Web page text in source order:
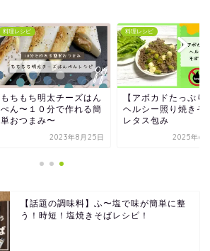
料理レシピ
もちもち明太チーズはん
ぺん〜１０分で作れる簡
単おつまみ〜
2023年8月25日
料理レシピ
【アボカドたっぷり
ヘルシー照り焼きそ
レタス包み
2025年6
【話題の調味料】ふ〜塩で味が簡単に整
う！時短！塩焼きそばレシピ！